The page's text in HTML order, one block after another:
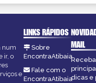
num
ir, o
e
LINKS RÁPIDOS
Sobre
EncontraAtibaia
Fale com o
EncontraAtibaia
MAIL
dicas e